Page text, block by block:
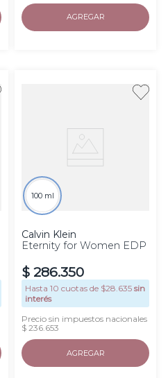
AGREGAR
100 ml
Calvin Klein
Eternity for Women EDP
$ 286.350
Hasta10 cuotas de $28.635 sin
interés
Precio sin impuestos nacionales
$ 236.653
AGREGAR